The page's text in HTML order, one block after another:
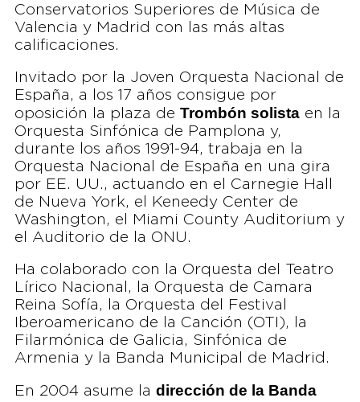
Conservatorios Superiores de Música de
Valencia y Madrid con las más altas
calificaciones.
Invitado por la Joven Orquesta Nacional de
España, a los 17 años consigue por
oposición la plaza de Trombón solistaen la
Orquesta Sinfónica de Pamplona y,
durante los años 1991-94, trabaja en la
Orquesta Nacional de España en una gira
por EE. UU., actuando en el Carnegie Hall
de Nueva York, el Keneedy Center de
Washington, el Miami County Auditorium y
el Auditorio de la ONU.
Ha colaborado con la Orquesta del Teatro
Lírico Nacional, la Orquesta de Camara
Reina Sofía, la Orquesta del Festival
Iberoamericano de la Canción (OTI), la
Filarmónica de Galicia, Sinfónica de
Armenia y la Banda Municipal de Madrid.
En 2004 asume la dirección de la Banda